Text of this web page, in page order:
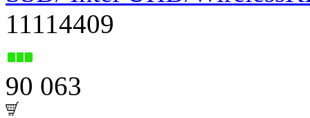
11114409
90 063